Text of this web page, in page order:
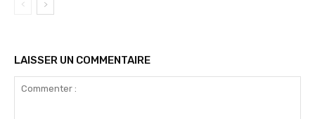
LAISSER UN COMMENTAIRE